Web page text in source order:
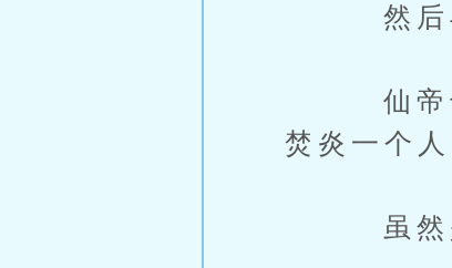
然后与
仙帝也
焚炎一个
虽然是